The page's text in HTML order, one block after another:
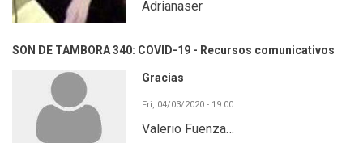
Adrianaser
SON DE TAMBORA 340: COVID-19 - Recursos comunicativos
Gracias
Fri, 04/03/2020 - 19:00
Valerio Fuenza…